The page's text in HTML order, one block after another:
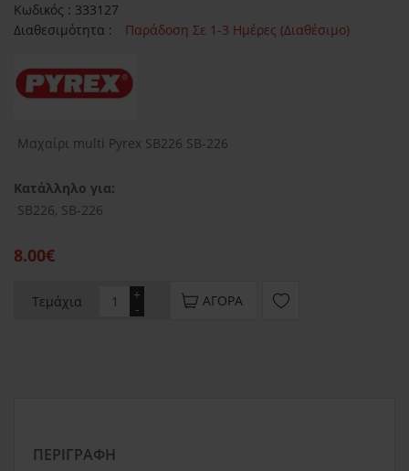
Κωδικός : 333127
Διαθεσιμότητα :
Παράδοση Σε 1-3 Ημέρες (Διαθέσιμο)
Μαχαίρι multi Pyrex SB226 SB-226
Κατάλληλο για:
SB226, SB-226
8.00€
Τεμάχια -
+ ΑΓΟΡΆ
ΠΕΡΙΓΡΑΦΉ